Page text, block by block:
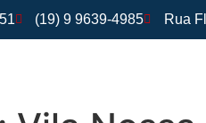
(19) 9 9639-4985 Rua